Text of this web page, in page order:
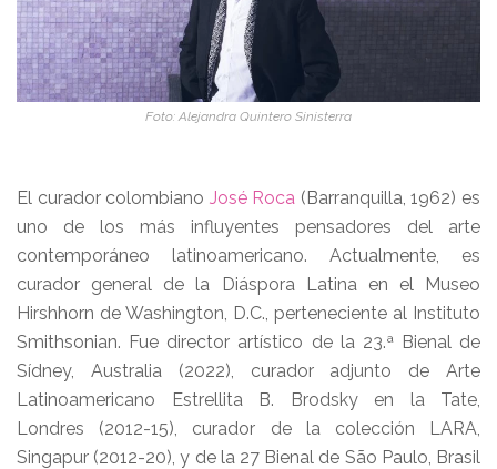
Foto: Alejandra Quintero Sinisterra
El curador colombiano José Roca (Barranquilla, 1962) es
uno de los más influyentes pensadores del arte
contemporáneo latinoamericano. Actualmente, es
curador general de la Diáspora Latina en el Museo
Hirshhorn de Washington, D.C., perteneciente al Instituto
Smithsonian. Fue director artístico de la 23.ª Bienal de
Sídney, Australia (2022), curador adjunto de Arte
Latinoamericano Estrellita B. Brodsky en la Tate,
Londres (2012-15), curador de la colección LARA,
Singapur (2012-20), y de la 27 Bienal de São Paulo, Brasil